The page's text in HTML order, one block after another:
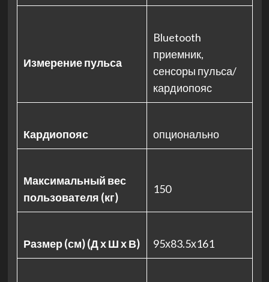
Измерение пульса
Bluetooth
приемник,
сенсоры пульса/
кардиопояс
Кардиопояс опционально
Максимальный вес
пользователя (кг)
150
Размер (см) (Д х Ш х В) 95х83.5х161